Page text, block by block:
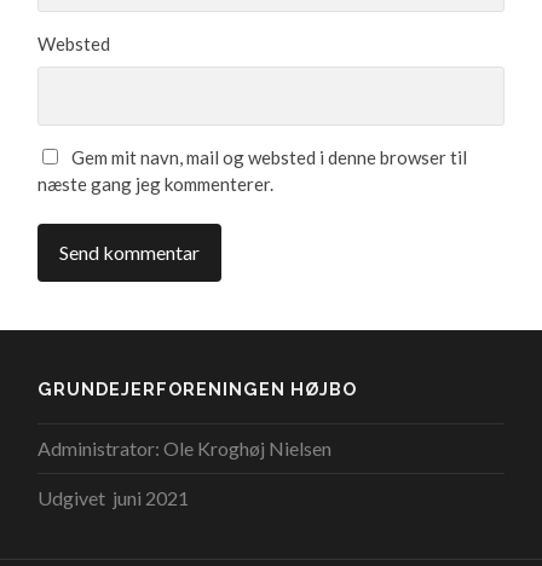
Websted
Gem mit navn, mail og websted i denne browser til
næste gang jeg kommenterer.
GRUNDEJERFORENINGEN HØJBO
Administrator: Ole Kroghøj Nielsen
Udgivet juni 2021